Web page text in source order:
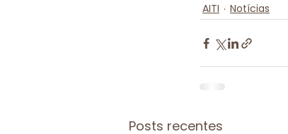
AITI Notícias
Posts recentes